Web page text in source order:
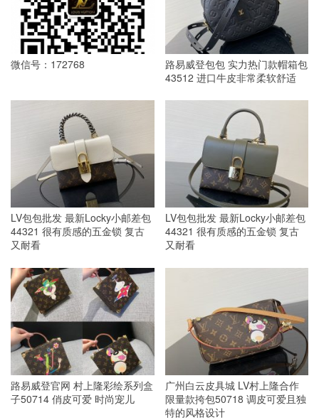
微信号：172768
路易威登包包 实力热门款帽箱包
43512 进口牛皮非常柔软舒适
LV包包批发 最新Locky小邮差包
44321 很有质感的五金锁 复古
又耐看
LV包包批发 最新Locky小邮差包
44321 很有质感的五金锁 复古
又耐看
路易威登官网 村上隆彩绘系列盒
子50714 俏皮可爱 时尚宠儿
广州白云皮具城 LV村上隆合作
限量款挎包50718 调皮可爱且独
特的风格设计